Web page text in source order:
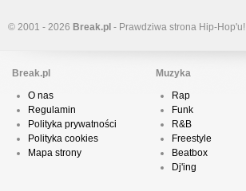
© 2001 - 2026 Break.pl - Prawdziwa strona Hip-Hop'u!
Break.pl
O nas
Regulamin
Polityka prywatności
Polityka cookies
Mapa strony
Muzyka
Rap
Funk
R&B
Freestyle
Beatbox
Dj'ing